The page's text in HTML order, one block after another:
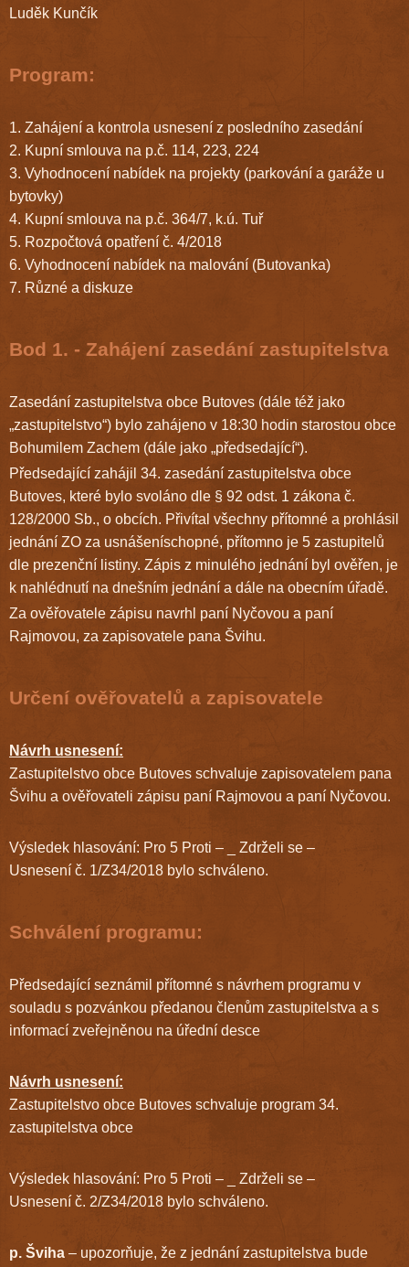
Luděk Kunčík
Program:
1. Zahájení a kontrola usnesení z posledního zasedání
2. Kupní smlouva na p.č. 114, 223, 224
3. Vyhodnocení nabídek na projekty (parkování a garáže u
bytovky)
4. Kupní smlouva na p.č. 364/7, k.ú. Tuř
5. Rozpočtová opatření č. 4/2018
6. Vyhodnocení nabídek na malování (Butovanka)
7. Různé a diskuze
Bod 1. - Zahájení zasedání zastupitelstva
Zasedání zastupitelstva obce Butoves (dále též jako
„zastupitelstvo“) bylo zahájeno v 18:30 hodin starostou obce
Bohumilem Zachem (dále jako „předsedající“).
Předsedající zahájil 34. zasedání zastupitelstva obce
Butoves, které bylo svoláno dle § 92 odst. 1 zákona č.
128/2000 Sb., o obcích. Přivítal všechny přítomné a prohlásil
jednání ZO za usnášeníschopné, přítomno je 5 zastupitelů
dle prezenční listiny. Zápis z minulého jednání byl ověřen, je
k nahlédnutí na dnešním jednání a dále na obecním úřadě.
Za ověřovatele zápisu navrhl paní Nyčovou a paní
Rajmovou, za zapisovatele pana Švihu.
Určení ověřovatelů a zapisovatele
Návrh usnesení:
Zastupitelstvo obce Butoves schvaluje zapisovatelem pana
Švihu a ověřovateli zápisu paní Rajmovou a paní Nyčovou.
Výsledek hlasování: Pro 5 Proti – _ Zdrželi se –
Usnesení č. 1/Z34/2018 bylo schváleno.
Schválení programu:
Předsedající seznámil přítomné s návrhem programu v
souladu s pozvánkou předanou členům zastupitelstva a s
informací zveřejněnou na úřední desce
Návrh usnesení:
Zastupitelstvo obce Butoves schvaluje program 34.
zastupitelstva obce
Výsledek hlasování: Pro 5 Proti – _ Zdrželi se –
Usnesení č. 2/Z34/2018 bylo schváleno.
p. Šviha – upozorňuje, že z jednání zastupitelstva bude